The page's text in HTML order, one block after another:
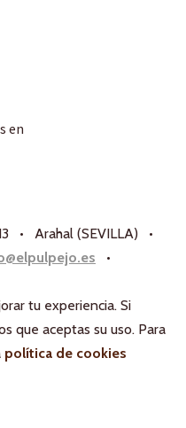
en
• Arahal (SEVILLA) •
•
tu experiencia. Si
que aceptas su uso. Para
política de cookies